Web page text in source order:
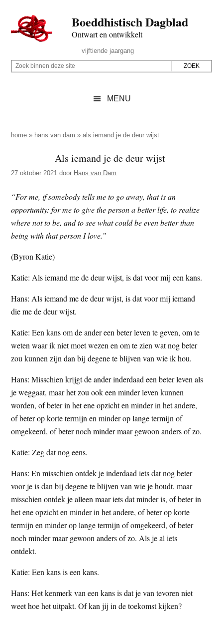
naar
de
inhoud
secondary
naar
de
sidebar
naar
de
Boeddhistisch Dagblad
Ontwart en ontwikkelt
Rechts
vijftiende jaargang
Z
p
z
e
s
i
t
Z
i
e
d
e
z
e
i
t
MENU
home » hans van dam »als iemand je de deur wijst
Als iemand je de deur wijst
27 oktober 2021 door Hans van Dam
“For me, if somebody tells me to go away, that is an
opportunity: for me to give the person a better life, to realize
where not to be, and to see what could be even better than
being with that person I love.”
(Byron Katie)
Katie: Als iemand me de deur wijst, is dat voor mij een kans.
Hans: Als iemand me de deur wijst, is dat voor mij iemand
die me de deur wijst.
Katie: Een kans om de ander een beter leven te geven, om te
weten waar ik niet moet wezen en om te zien wat nog beter
zou kunnen zijn dan bij degene te blijven van wie ik hou.
Hans: Misschien krijgt de ander inderdaad een beter leven als
je weggaat, maar het zou ook een minder leven kunnen
worden, of beter in het ene opzicht en minder in het andere,
of beter op korte termijn en minder op lange termijn of
omgekeerd, of beter noch minder maar gewoon anders of zo.
Katie: Zeg dat nog eens.
Hans: En misschien ontdek je inderdaad iets dat nog beter
voor je is dan bij degene te blijven van wie je houdt, maar
misschien ontdek je alleen maar iets dat minder is, of beter in
het ene opzicht en minder in het andere, of beter op korte
termijn en minder op lange termijn of omgekeerd, of beter
noch minder maar gewoon anders of zo. Als je al iets
ontdekt.
Katie: Een kans is een kans.
Hans: Het kenmerk van een kans is dat je van tevoren niet
weet hoe het uitpakt. Of kan jij in de toekomst kijken?